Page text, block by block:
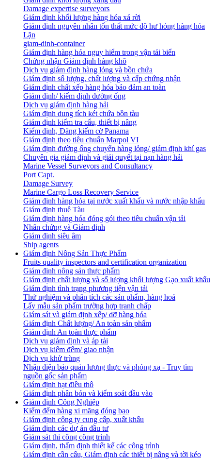
Damage expertise surveyors
Giám định khối lượng hàng hóa xá rời
Giám định nguyên nhân tổn thất mức độ hư hỏng hàng hóa
Lặn
giam-dinh-container
Giám định hàng hóa nguy hiểm trong vận tải biển
Chứng nhận Giám định hàng khô
Dịch vụ giám định hàng lỏng và bồn chứa
Giám định số lượng, chất lượng và cấp chứng nhận
Giám định chất xếp hàng hóa bảo đảm an toàn
Giám định/ kiểm định đường ống
Dịch vụ giám định hàng hải
Giám định dung tích két chứa bồn tàu
Giám định kiểm tra cẩu, thiết bị nâng
Kiểm định, Đăng kiểm cờ Panama
Giám định theo tiêu chuẩn Marpol VI
Giám định đường ống chuyển hàng lỏng/ giám định khí gas
Chuyên gia giám định và giải quyết tại nạn hàng hải
Marine Vessel Surveyors and Consultancy
Port Capt.
Damage Survey
Marine Cargo Loss Recovery Service
Giám định hàng hóa tại nước xuất khẩu và nước nhập khẩu
Giám định thuê Tàu
Giám định hàng hóa đóng gói theo tiêu chuẩn vận tải
Nhân chứng và Giám định
Giám định siêu âm
Ship agents
Giám định Nông Sản Thực Phẩm
Fruits quality inspectors and certification organization
Giám định nông sản thực phẩm
Giám định chất lượng và số lượng khối lượng Gạo xuất khẩu
Giám định tình trạng phương tiện vận tải
Thử nghiệm và phân tích các sản phẩm, hàng hoá
Lấy mẫu sản phẩm trường hợp tranh chấp
Giám sát và giám định xếp/ dỡ hàng hóa
Giám định Chất lượng/ An toàn sản phẩm
Giám định An toàn thực phẩm
Dịch vụ giám định và áp tải
Dịch vụ kiểm đếm/ giao nhận
Dịch vụ khử trùng
Nhận diện bảo quản lương thực và phóng xạ - Truy tìm
nguồn gốc sản phẩm
Giám định hạt điều thô
Giám định phân bón và kiểm soát đầu vào
Giám định Công Nghiệp
Kiểm đếm hàng xi măng đóng bao
Giám định công ty cung cấp, xuất khẩu
Giám định các dự án đầu tư
Giám sát thi công công trình
Giám định, thẩm định thiết kế các công trình
Giám định cần cẩu, Giám định các thiết bị nâng và tời kéo